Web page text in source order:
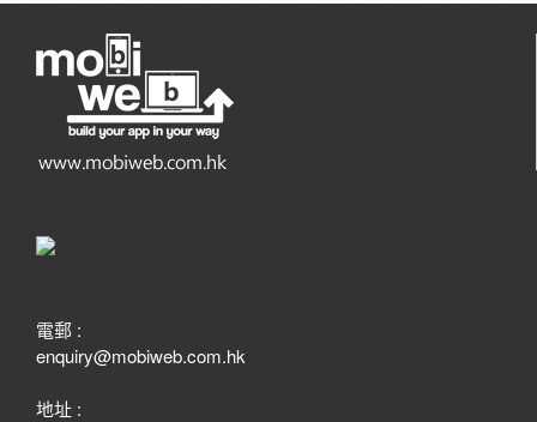
電郵 :
enquiry@mobiweb.com.hk
地址 :